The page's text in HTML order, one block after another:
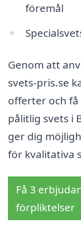
föremål
Genom att
svets-pris.se
offerter och
pålitlig svets i
ger dig
för kvalitativa
Få 3
förpliktelser